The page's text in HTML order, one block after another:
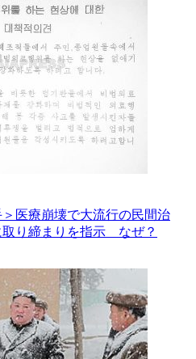
医療崩壊で大流行の民間治
取り締まりを指示 なぜ？